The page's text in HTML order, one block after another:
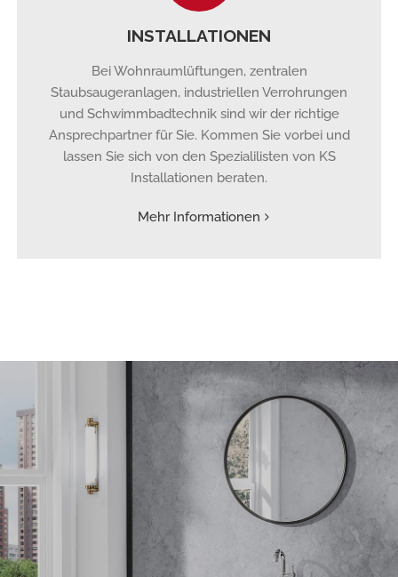
INSTALLATIONEN
Bei Wohnraumlüftungen, zentralen
Staubsaugeranlagen, industriellen Verrohrungen
und Schwimmbadtechnik sind wir der richtige
Ansprechpartner für Sie. Kommen Sie vorbei und
lassen Sie sich von den Spezialilisten von KS
Installationen beraten.
Mehr Informationen